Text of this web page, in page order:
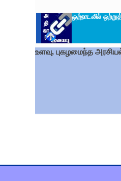
ஒற்றாடலில்
உளவு, புகழமைந்த